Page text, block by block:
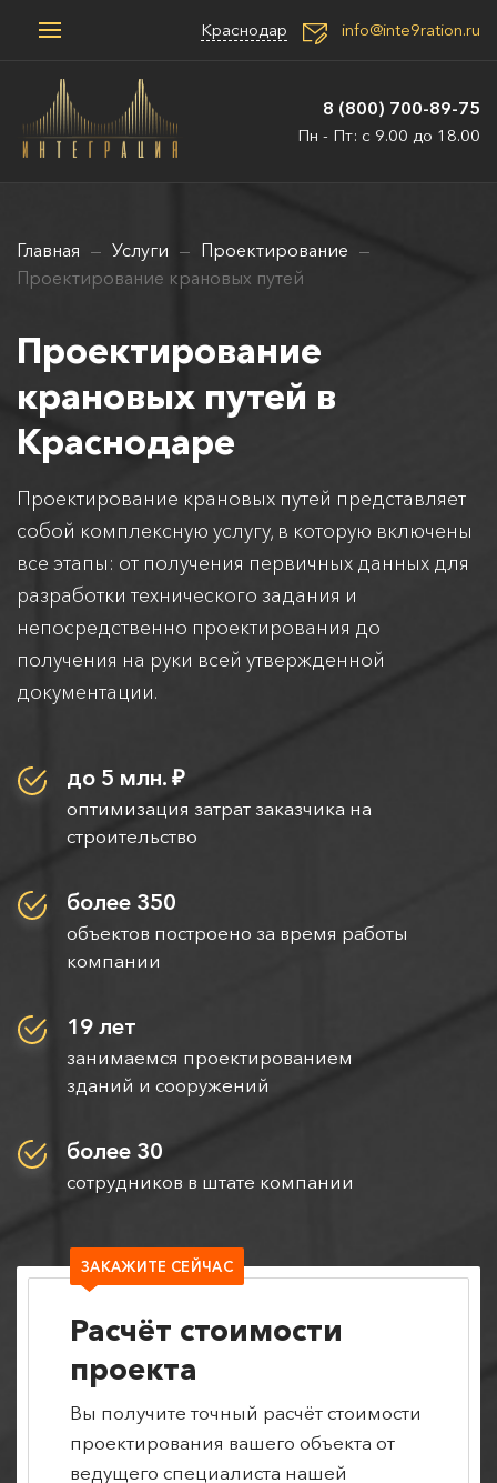
Краснодар info@inte9ration.ru
8 (800) 700-89-75
Пн - Пт: с 9.00 до 18.00
Главная Услуги
Проектирование
Проектирование крановых путей
Проектирование
крановых путей в
Краснодаре
Проектирование крановых путей представляет
собой комплексную услугу, в которую включены
все этапы: от получения первичных данных для
разработки технического задания и
непосредственно проектирования до
получения на руки всей утвержденной
документации.
до 5 млн. ₽
оптимизация затрат заказчика на
строительство
более 350
объектов построено за время работы
компании
19 лет
занимаемся проектированием
зданий и сооружений
более 30
сотрудников в штате компании
ЗАКАЖИТЕ СЕЙЧАС
Расчёт стоимости
проекта
Вы получите точный расчёт стоимости
проектирования вашего объекта от
ведущего специалиста нашей